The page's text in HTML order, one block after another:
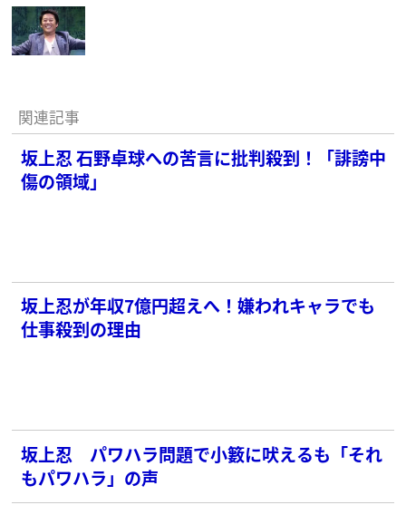
関連記事
坂上忍 石野卓球への苦言に批判殺到！「誹謗中
傷の領域」
坂上忍が年収7億円超えへ！嫌われキャラでも
仕事殺到の理由
坂上忍 パワハラ問題で小籔に吠えるも「それ
もパワハラ」の声